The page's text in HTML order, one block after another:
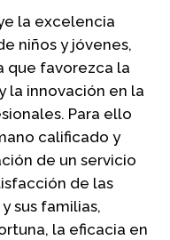
la excelencia
niños y jóvenes,
que favorezca la
la innovación en la
Para ello
calificado y
de un servicio
de las
sus familias,
la eficacia en